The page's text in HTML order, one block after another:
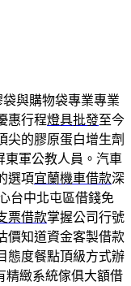
與購物袋專業專業
惠行程燈具批發至今
尖的膠原蛋白增生劑
東軍公教人員。汽車
選項宜蘭機車借款深
台中北屯區借錢免
票借款掌握公司行號
價知道資金客製借款
態度餐點頂級方式辦
精緻系統傢俱大額借